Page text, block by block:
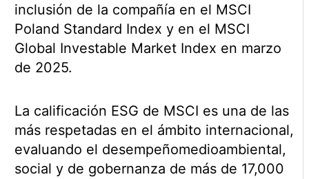
inclusión de la compañía en el MSCI
Poland Standard Index y en el MSCI
Global Investable Market Index en marzo
de 2025.
La calificación ESG de MSCI es una de las
más respetadas en el ámbito internacional,
evaluando el desempeñomedioambiental,
social y de gobernanza de más de 17,000